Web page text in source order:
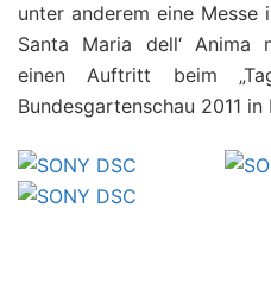
unter anderem eine Messe
Santa Maria dell‘ Anima
einen Auftritt beim
Bundesgartenschau 2011 in